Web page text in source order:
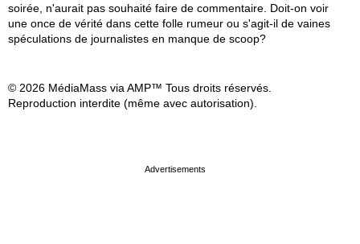
soirée, n'aurait pas souhaité faire de commentaire. Doit-on voir
une once de vérité dans cette folle rumeur ou s'agit-il de vaines
spéculations de journalistes en manque de scoop?
© 2026 MédiaMass via AMP™ Tous droits réservés.
Reproduction interdite (même avec autorisation).